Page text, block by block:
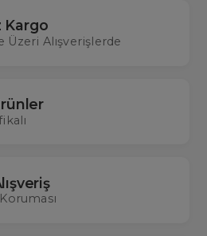
Kargo
Üzeri Alışverişlerde